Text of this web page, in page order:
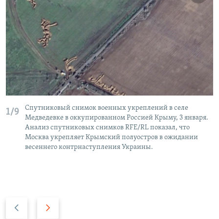
1/9
Спутниковый снимок военных укреплений в селе
Медведевке в оккупированном Россией Крыму, 3 января.
Анализ спутниковых снимков RFE/RL показал, что
Москва укрепляет Крымский полуостров в ожидании
весеннего контрнаступления Украины.